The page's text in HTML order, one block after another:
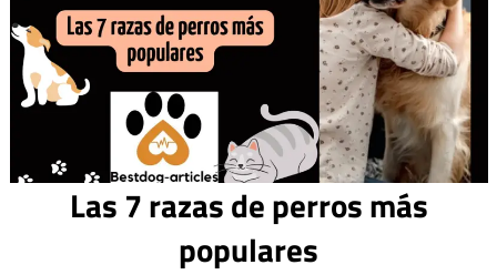
Las 7 razas de perros más
populares